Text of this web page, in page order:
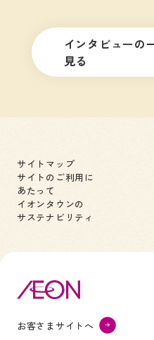
インタビューの
見る
サイトマップ
サイトのご利用に
あたって
イオンタウンの
サステナビリティ
お客さまサイトへ